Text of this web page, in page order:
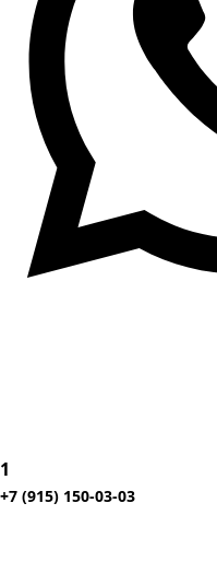
1
+7 (915) 150-03-03